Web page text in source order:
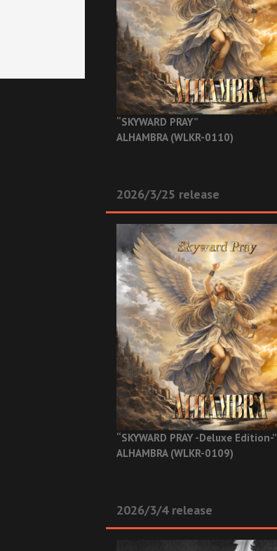
“SKYWARD PRAY”
ALHAMBRA (WLKR-0110)
2026/3/25 release
“SKYWARD PRAY -Deluxe Edition-”
ALHAMBRA (WLKR-0109)
2026/3/4 release